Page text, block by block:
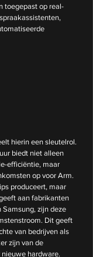
toegepast op real-
hierin een sleutelrol.
biedt niet alleen
efficiëntie, maar
op voor Arm.
produceert, maar
aan fabrikanten
zijn deze
Dit geeft
van bedrijven als
zijn van de
hardware.